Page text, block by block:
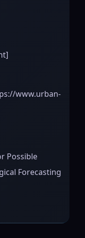
www.urban-
Possible
Forecasting